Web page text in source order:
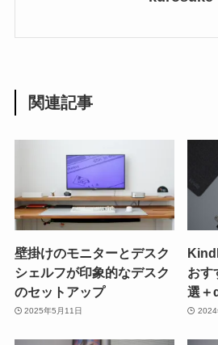
関連記事
壁掛けのモニターとデスク
シェルフが印象的なデスク
のセットアップ
2025年5月11日
おす
選＋
2024